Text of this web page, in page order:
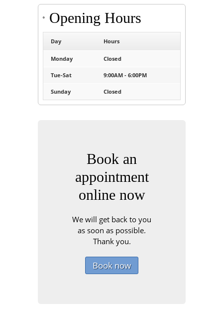
Opening Hours
Day Hours
Monday Closed
Tue-Sat 9:00AM - 6:00PM
Sunday Closed
Book an
appointment
online now
We will get back to you
as soon as possible.
Thank you.
Book now